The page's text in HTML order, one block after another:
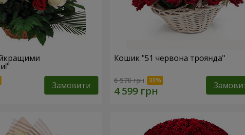
Замовити
Кошик "51 червона троянда"
6 570 грн